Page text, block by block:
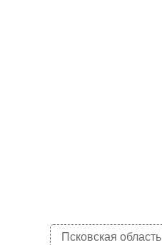
Псковская область